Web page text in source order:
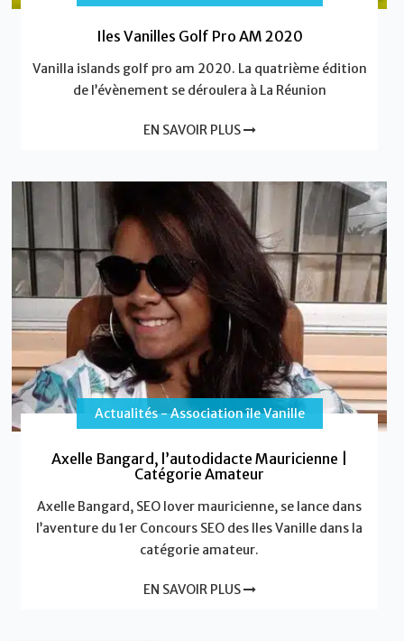
Iles Vanilles Golf Pro AM 2020
Vanilla islands golf pro am 2020. La quatrième édition
de l’évènement se déroulera à La Réunion
EN SAVOIR PLUS
Actualités - Association île Vanille
Axelle Bangard, l’autodidacte Mauricienne |
Catégorie Amateur
Axelle Bangard, SEO lover mauricienne, se lance dans
l’aventure du 1er Concours SEO des Iles Vanille dans la
catégorie amateur.
EN SAVOIR PLUS